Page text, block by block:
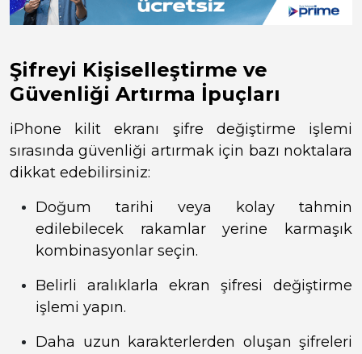
Şifreyi Kişiselleştirme ve
Güvenliği Artırma İpuçları
iPhone kilit ekranı şifre değiştirme işlemi
sırasında güvenliği artırmak için bazı noktalara
dikkat edebilirsiniz:
Doğum tarihi veya kolay tahmin
edilebilecek rakamlar yerine karmaşık
kombinasyonlar seçin.
Belirli aralıklarla ekran şifresi değiştirme
işlemi yapın.
Daha uzun karakterlerden oluşan şifreleri